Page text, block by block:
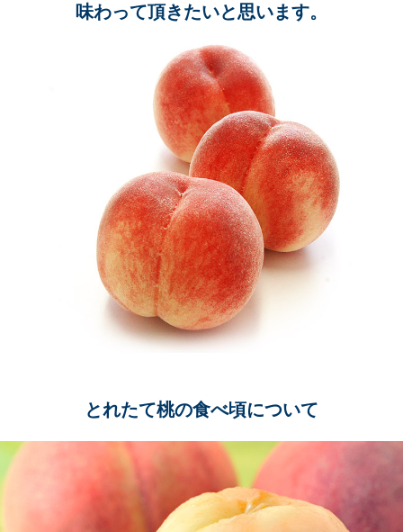
味わって頂きたいと思います。
とれたて桃の食べ頃について